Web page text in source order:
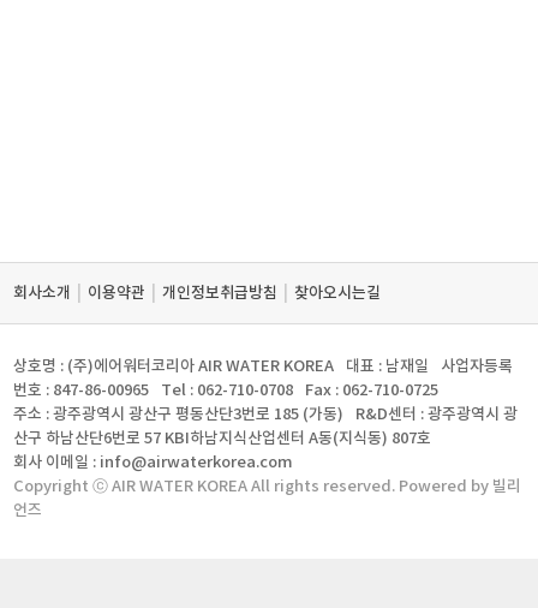
회사소개 이용약관 개인정보취급방침 찾아오시는길
상호명 : (주)에어워터코리아 AIR WATER KOREA 대표 : 남재일
사업자등록
번호 : 847-86-00965
Tel : 062-710-0708
Fax : 062-710-0725
주소 : 광주광역시 광산구 평동산단3번로 185 (가동)
R&D센터 : 광주광역시 광
산구 하남산단6번로 57 KBI하남지식산업센터 A동(지식동) 807호
회사 이메일 : info@airwaterkorea.com
Copyright ⓒ AIR WATER KOREA All rights reserved. Powered by 빌리
언즈